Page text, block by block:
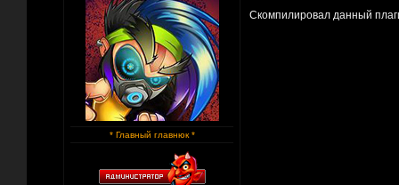
* Главный главнюк *
Скомпилировал данный